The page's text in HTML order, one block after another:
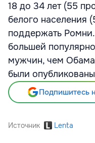
18 до 34 лет (55
белого населения
поддержать
большей
мужчин, чем
были
Подпишитесь
Источник Lenta